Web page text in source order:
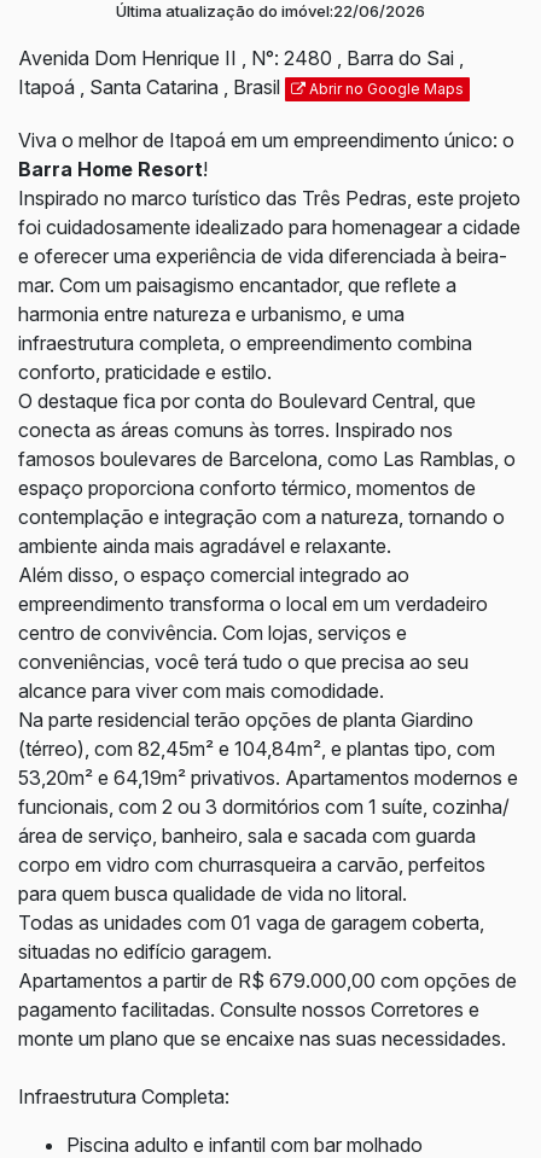
Última atualização do imóvel:22/06/2026
Avenida Dom Henrique II , N°: 2480 , Barra do Sai ,
Itapoá , Santa Catarina , Brasil Abrir no Google Maps
Viva o melhor de Itapoá em um empreendimento único: o
Barra Home Resort!
Inspirado no marco turístico das Três Pedras, este projeto
foi cuidadosamente idealizado para homenagear a cidade
e oferecer uma experiência de vida diferenciada à beira-
mar. Com um paisagismo encantador, que reflete a
harmonia entre natureza e urbanismo, e uma
infraestrutura completa, o empreendimento combina
conforto, praticidade e estilo.
O destaque fica por conta do Boulevard Central, que
conecta as áreas comuns às torres. Inspirado nos
famosos boulevares de Barcelona, como Las Ramblas, o
espaço proporciona conforto térmico, momentos de
contemplação e integração com a natureza, tornando o
ambiente ainda mais agradável e relaxante.
Além disso, o espaço comercial integrado ao
empreendimento transforma o local em um verdadeiro
centro de convivência. Com lojas, serviços e
conveniências, você terá tudo o que precisa ao seu
alcance para viver com mais comodidade.
Na parte residencial terão opções de planta Giardino
(térreo), com 82,45m² e 104,84m², e plantas tipo, com
53,20m² e 64,19m² privativos. Apartamentos modernos e
funcionais, com 2 ou 3 dormitórios com 1 suíte, cozinha/
área de serviço, banheiro, sala e sacada com guarda
corpo em vidro com churrasqueira a carvão, perfeitos
para quem busca qualidade de vida no litoral.
Todas as unidades com 01 vaga de garagem coberta,
situadas no edifício garagem.
Apartamentos a partir de R$ 679.000,00 com opções de
pagamento facilitadas. Consulte nossos Corretores e
monte um plano que se encaixe nas suas necessidades.
Infraestrutura Completa:
Piscina adulto e infantil com bar molhado